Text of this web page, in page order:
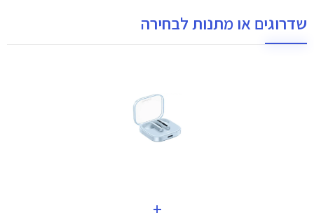
שדרוגים או מתנות לבחירה
+